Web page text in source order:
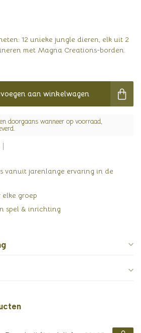
12 unieke jungle dieren, elk uit 2
met Magna Creations-borden.
aan winkelwagen
doorgaans wanneer op voorraad,
vanuit jarenlange ervaring in de
groep
spel & inrichting